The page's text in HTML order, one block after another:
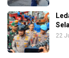
22